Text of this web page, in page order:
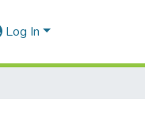
Log In